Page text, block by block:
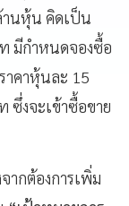
านหุ้น คิดเป็น
มีกำหนดจองซื้อ
าคาหุ้นละ 15
ซึ่งจะเข้าซื้อขาย
ากต้องการเพิ่ม